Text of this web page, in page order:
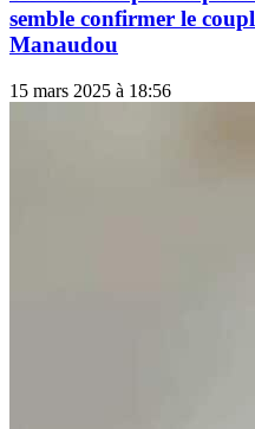
semble confirmer le
Manaudou
15 mars 2025 à 18:56